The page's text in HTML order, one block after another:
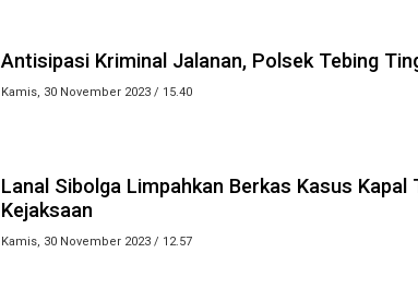
Antisipasi Kriminal Jalanan, Polsek Tebing
Kamis, 30 November 2023 / 15.40
Lanal Sibolga Limpahkan Berkas Kasus Kapal
Kejaksaan
Kamis, 30 November 2023 / 12.57